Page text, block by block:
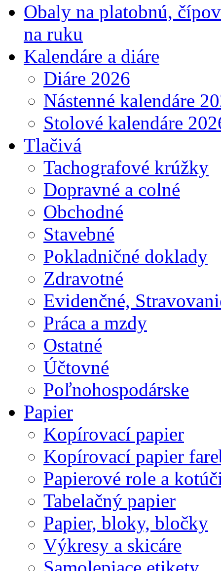
Obaly na platobnú,
na ruku
Kalendáre a diáre
Diáre 2026
Nástenné kalendáre
Stolové kalendáre
Tlačivá
Tachografové krúžky
Dopravné a colné
Obchodné
Stavebné
Pokladničné doklady
Zdravotné
Evidenčné,
Práca a mzdy
Ostatné
Účtovné
Poľnohospodárske
Papier
Kopírovací papier
Kopírovací papier
Papierové role a
Tabelačný papier
Papier, bloky, bločky
Výkresy a skicáre